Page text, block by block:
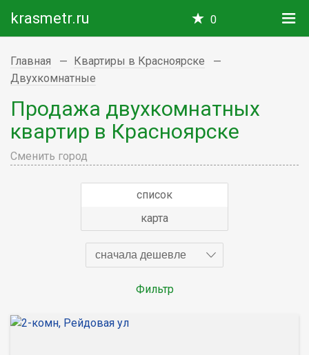
krasmetr.ru 0
Главная
Квартиры в Красноярске
Двухкомнатные
Продажа двухкомнатных
квартир в Красноярске
Сменить город
список
карта
сначала дешевле
Фильтр